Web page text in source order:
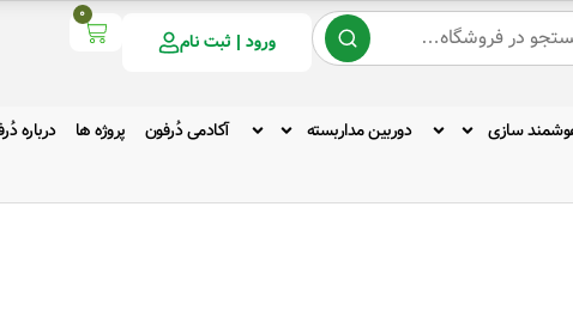
ورود | ثبت نام
0
سازی دوربین مداربسته آکادمی دُرفون پروژه ها درباره‌